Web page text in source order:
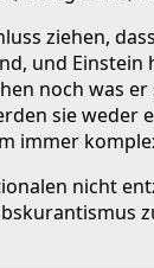
ziehen,
und
noch was
sie weder
immer
nicht